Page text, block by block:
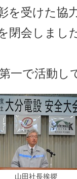
を受けた協
閉会しまし
一で活動し
山田社長挨拶